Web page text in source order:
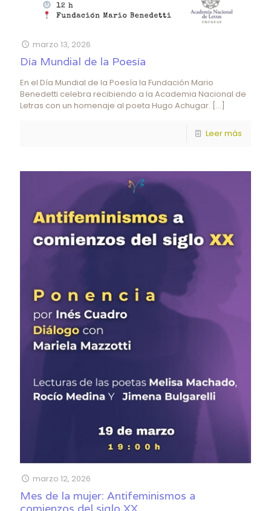
marzo 13, 2026
Día Mundial de la Poesía
En el Día Mundial de la Poesía la Fundación Mario
Benedetti celebra recibiendo a la Academia Nacional de
Letras con un homenaje al poeta Hugo Achugar. […]
Leer más
marzo 12, 2026
Mes de la mujer: Antifeminismos a
comienzos del siglo XX